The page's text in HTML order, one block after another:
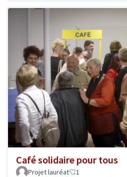
Café solidaire pour tous
Projet lauréat 1